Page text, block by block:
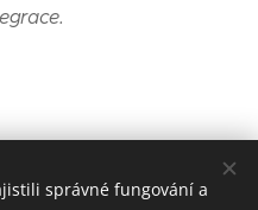
správné fungování a